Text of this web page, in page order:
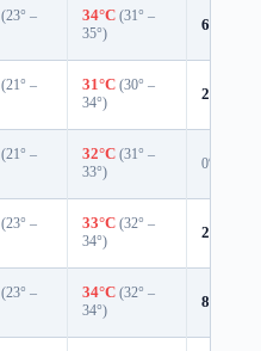
(23° –
34°C (31° –
35°)
6%
(21° –
31°C (30° –
34°)
2%
(21° –
32°C (31° –
33°)
0%
(23° –
33°C (32° –
34°)
2%
(23° –
34°C (32° –
34°)
8%